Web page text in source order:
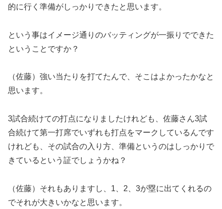
的に行く準備がしっかりできたと思います。
という事はイメージ通りのバッティングが一振りでできた
ということですか？
（佐藤）強い当たりを打てたんで、そこはよかったかなと
思います。
3試合続けての打点になりましたけれども、佐藤さん3試
合続けて第一打席でいずれも打点をマークしているんです
けれども、その試合の入り方、準備というのはしっかりで
きているという証でしょうかね？
（佐藤）それもありますし、1、2、3が塁に出てくれるの
でそれが大きいかなと思います。